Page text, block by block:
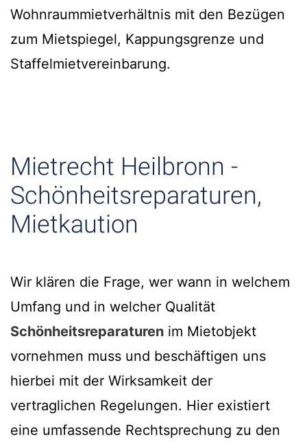
Wohnraummietverhältnis mit den Bezügen
zum Mietspiegel, Kappungsgrenze und
Staffelmietvereinbarung.
Mietrecht Heilbronn -
Schönheitsreparaturen,
Mietkaution
Wir klären die Frage, wer wann in welchem
Umfang und in welcher Qualität
Schönheitsreparaturen im Mietobjekt
vornehmen muss und beschäftigen uns
hierbei mit der Wirksamkeit der
vertraglichen Regelungen. Hier existiert
eine umfassende Rechtsprechung zu den